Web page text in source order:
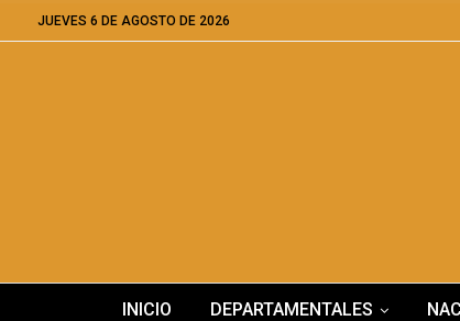
JUEVES 6 DE AGOSTO DE 2026
INICIO DEPARTAMENTALES